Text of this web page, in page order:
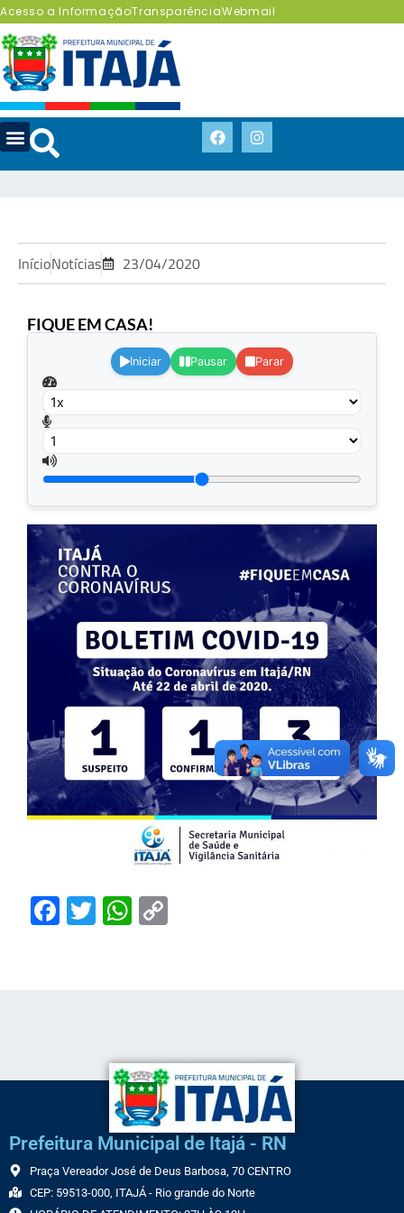
Acesso a InformaçãoTransparênciaWebmail
InícioNotícias 23/04/2020
FIQUE EM CASA!
Iniciar Pausar Parar
Facebook
TwitterWhatsApp
Prefeitura Municipal de Itajá - RN
Praça Vereador José de Deus Barbosa, 70 CENTRO
CEP: 59513-000, ITAJÁ - Rio grande do Norte